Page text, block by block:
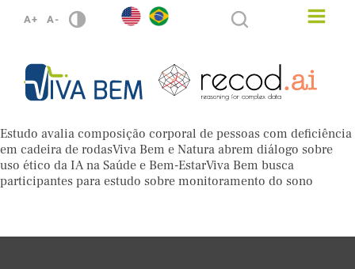
A+ A-
Estudo avalia composição corporal de pessoas com deficiência
em cadeira de rodasViva Bem e Natura abrem diálogo sobre
uso ético da IA na Saúde e Bem-EstarViva Bem busca
participantes para estudo sobre monitoramento do sono